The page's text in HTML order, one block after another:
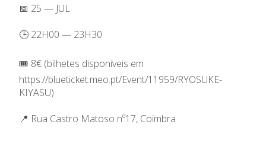
📅 25 — JUL
🕒 22H00 — 23H30
🎟️ 8€ (bilhetes disponíveis em
https://blueticket.meo.pt/Event/11959/RYOSUKE-
KIYASU)
📍 Rua Castro Matoso nº17, Coimbra